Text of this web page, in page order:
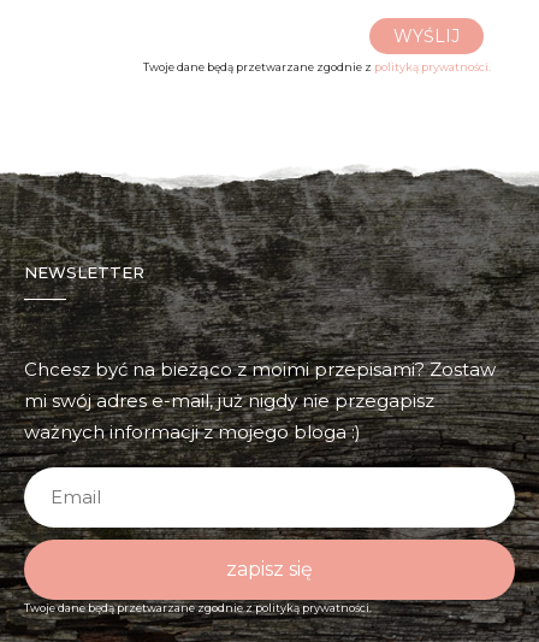
WYŚLIJ
Twoje dane będą przetwarzane zgodnie z polityką prywatności.
NEWSLETTER
Chcesz być na bieżąco z moimi przepisami? Zostaw
mi swój adres e-mail, już nigdy nie przegapisz
ważnych informacji z mojego bloga :)
zapisz się
Twoje dane będą przetwarzane zgodnie zpolityką prywatności.